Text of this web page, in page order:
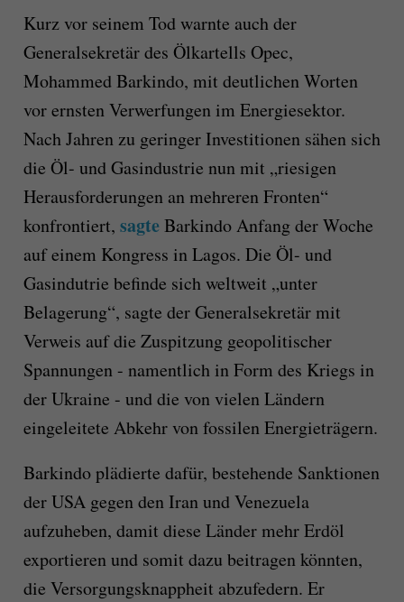
Kurz vor seinem Tod warnte auch der
Generalsekretär des Ölkartells Opec,
Mohammed Barkindo, mit deutlichen Worten
vor ernsten Verwerfungen im Energiesektor.
Nach Jahren zu geringer Investitionen sähen sich
die Öl- und Gasindustrie nun mit „riesigen
Herausforderungen an mehreren Fronten“
konfrontiert, sagteBarkindo Anfang der Woche
auf einem Kongress in Lagos. Die Öl- und
Gasindutrie befinde sich weltweit „unter
Belagerung“, sagte der Generalsekretär mit
Verweis auf die Zuspitzung geopolitischer
Spannungen - namentlich in Form des Kriegs in
der Ukraine - und die von vielen Ländern
eingeleitete Abkehr von fossilen Energieträgern.
Barkindo plädierte dafür, bestehende Sanktionen
der USA gegen den Iran und Venezuela
aufzuheben, damit diese Länder mehr Erdöl
exportieren und somit dazu beitragen könnten,
die Versorgungsknappheit abzufedern. Er